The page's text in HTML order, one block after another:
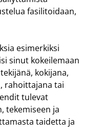
fasilitoidaan,
esimerkiksi
sinut kokeilemaan
kokijana,
rahoittajana tai
tulevat
tekemiseen ja
taidetta ja